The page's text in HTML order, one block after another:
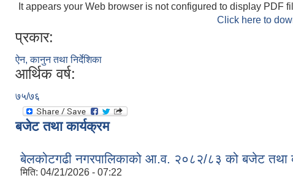
It appears your Web browser is not configured to display PDF
Click here to
प्रकार:
ऐन, कानुन तथा निर्देशिका
आर्थिक वर्ष:
७५/७६
बजेट तथा कार्यक्रम
बेलकोटगढी नगरपालिकाको आ.व. २०८२/८३ को बजेट तथा
मिति: 04/21/2026 - 07:22